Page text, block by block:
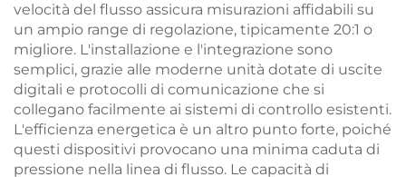
velocità del flusso assicura misurazioni affidabili su
un ampio range di regolazione, tipicamente 20:1 o
migliore. L'installazione e l'integrazione sono
semplici, grazie alle moderne unità dotate di uscite
digitali e protocolli di comunicazione che si
collegano facilmente ai sistemi di controllo esistenti.
L'efficienza energetica è un altro punto forte, poiché
questi dispositivi provocano una minima caduta di
pressione nella linea di flusso. Le capacità di